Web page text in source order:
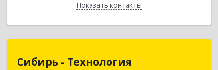
Показать контакты
Назад
Сибирь - Технология